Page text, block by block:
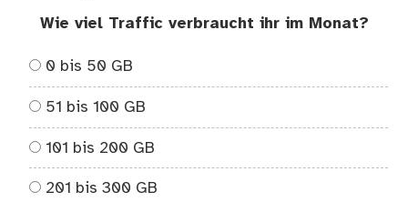
Wie viel Traffic verbraucht ihr im Monat?
0 bis 50 GB
51 bis 100 GB
101 bis 200 GB
201 bis 300 GB